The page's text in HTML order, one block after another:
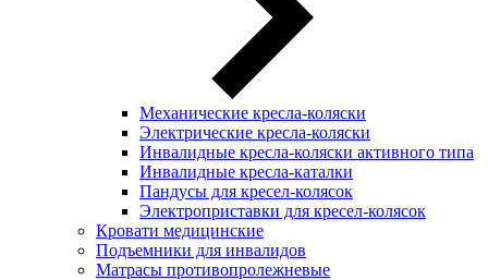
Механические кресла-коляски
Электрические кресла-коляски
Инвалидные кресла-коляски активного типа
Инвалидные кресла-каталки
Пандусы для кресел-колясок
Электроприставки для кресел-колясок
Кровати медицинские
Подъемники для инвалидов
Матрасы противопролежневые